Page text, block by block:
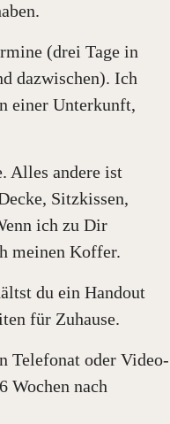
(drei Tage in
dazwischen). Ich
einer Unterkunft,
Alles andere ist
Sitzkissen,
ich zu Dir
meinen Koffer.
du ein Handout
für Zuhause.
Telefonat oder Video-
Wochen nach